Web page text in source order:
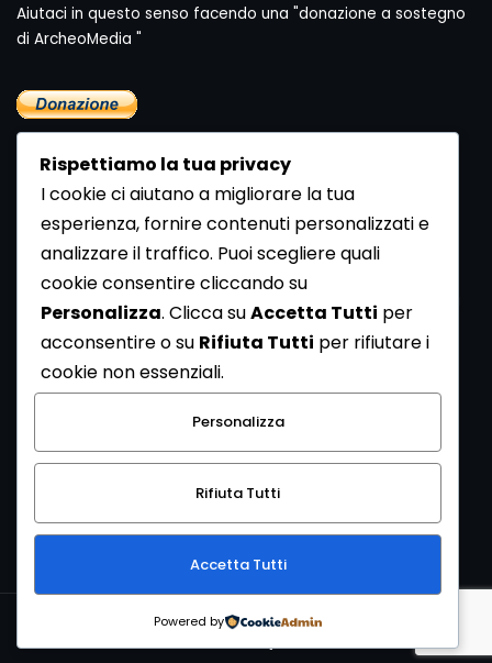
Aiutaci in questo senso facendo una "donazione a sostegno
di ArcheoMedia "
Newsletter
Se vuoi ricevere la Rivista gratuita di archeologia realizzata
dalla Redazione di ArcheoMedia iscriviti alla nostra
Newsletter [Clicca Qui]
Con l'invio del messaggio l'utente dichiara di aver letto
l’informativa sulla privacy e di acconsentire al trattamento
dei propri dati personali.
Copyright © 1999-2026Mediares S.c.PI 07341730013 - [
Rispettiamo la tua privacy
I cookie ci aiutano a migliorare la tua
esperienza, fornire contenuti personalizzati e
analizzare il traffico. Puoi scegliere quali
cookie consentire cliccando su
Personalizza. Clicca suAccetta Tutti per
acconsentire o su Rifiuta Tutti per rifiutare i
cookie non essenziali.
Personalizza
Rifiuta Tutti
Accetta Tutti
Powered by